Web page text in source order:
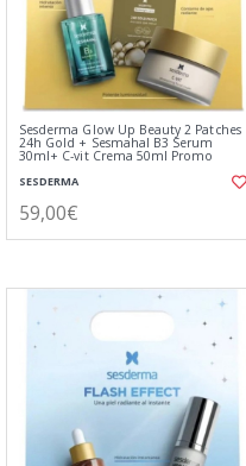
Sesderma Glow Up Beauty 2 Patches
24h Gold + Sesmahal B3 Serum
30ml+ C-vit Crema 50ml Promo
SESDERMA
59,00€